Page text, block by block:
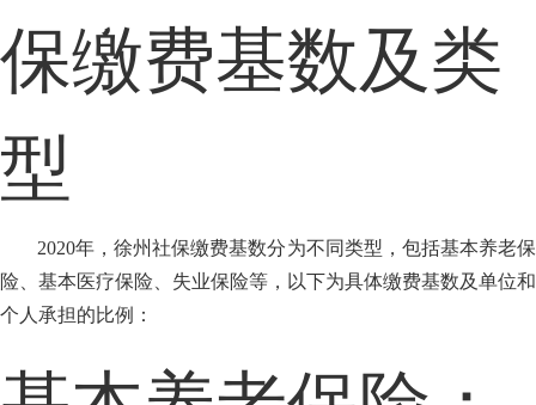
保缴费基数及类
型
2020年，徐州社保缴费基数分为不同类型，包括基本养老保
险、基本医疗保险、失业保险等，以下为具体缴费基数及单位和
个人承担的比例：